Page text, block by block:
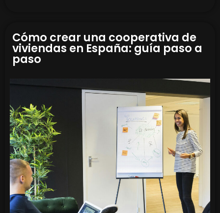
Cómo crear una cooperativa de
viviendas en España: guía paso a
paso